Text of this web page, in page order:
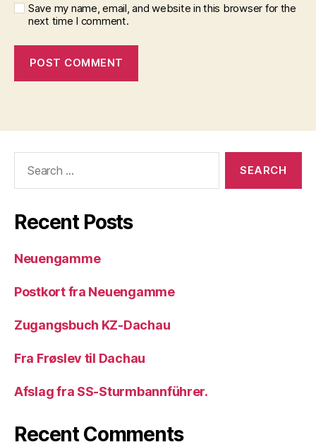
Save my name, email, and website in this browser for the
next time I comment.
Recent Posts
Neuengamme
Postkort fra Neuengamme
Zugangsbuch KZ-Dachau
Fra Frøslev til Dachau
Afslag fra SS-Sturmbannführer.
Recent Comments